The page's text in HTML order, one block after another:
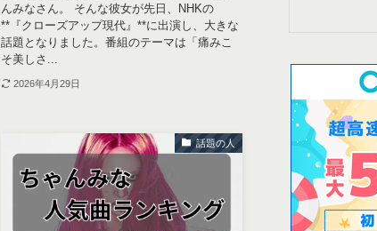
んみなさん。 そんな彼女が先日、NHKの
**『クローズアップ現代』**に出演し、大きな
話題となりました。番組のテーマは「痛みこ
そ美しさ...
2026年4月29日
話題の人